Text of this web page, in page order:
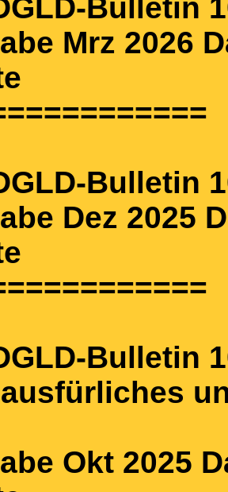
Bulletin
Mrz 2026
Bulletin
Dez 2025
Bulletin
Okt 2025